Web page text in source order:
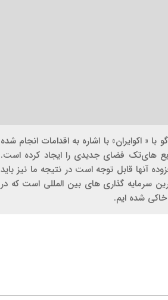
اکوایران» با اشاره به اقدامات انجام شده
های‌تک فضای جدیدی را ایجاد کرده است.
آنها قابل توجه است در نتیجه ما نیز باید
سرمایه گذاری های بین المللی است که در